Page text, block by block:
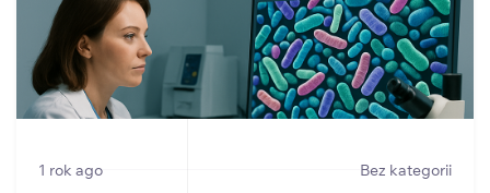
1 rok ago Bez kategorii